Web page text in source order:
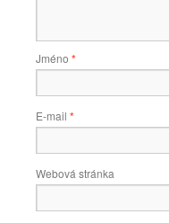
Jméno *
E-mail *
Webová stránka